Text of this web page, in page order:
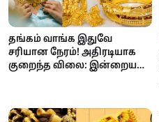
தங்கம் வாங்க இதுவே
சரியான நேரம்! அதிரடியாக
குறைந்த விலை: இன்றைய